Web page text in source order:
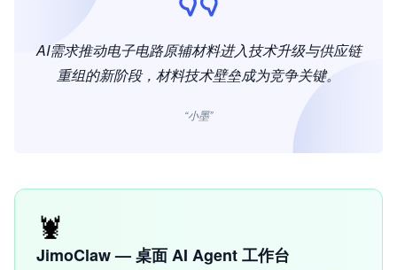
AI需求推动电子电路原辅材料进入技术升级与供应链
重组的新阶段，材料技术壁垒成为竞争关键。
“小墨”
🦞
JimoClaw — 桌面 AI Agent 工作台